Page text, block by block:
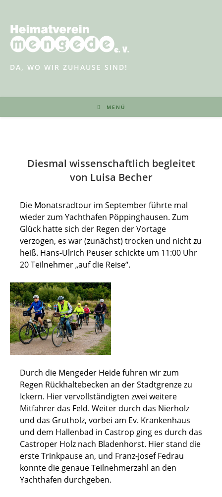
springen
DA, WO WIR ZUHAUSE SIND!
MENÜ
Diesmal wissenschaftlich begleitet
von Luisa Becher
Die Monatsradtour im September führte mal
wieder zum Yachthafen Pöppinghausen. Zum
Glück hatte sich der Regen der Vortage
verzogen, es war (zunächst) trocken und nicht zu
heiß. Hans-Ulrich Peuser schickte um 11:00 Uhr
20 Teilnehmer „auf die Reise“.
Durch die Mengeder Heide fuhren wir zum
Regen Rückhaltebecken an der Stadtgrenze zu
Ickern. Hier vervollständigten zwei weitere
Mitfahrer das Feld. Weiter durch das Nierholz
und das Grutholz, vorbei am Ev. Krankenhaus
und dem Hallenbad in Castrop ging es durch das
Castroper Holz nach Bladenhorst. Hier stand die
erste Trinkpause an, und Franz-Josef Fedrau
konnte die genaue Teilnehmerzahl an den
Yachthafen durchgeben.